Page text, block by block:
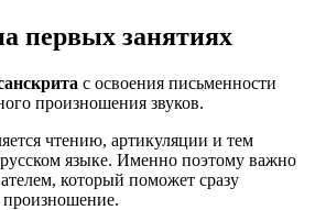
первых занятиях
с освоения письменности
произношения звуков.
чтению, артикуляции и тем
языке. Именно поэтому важно
который поможет сразу
произношение.